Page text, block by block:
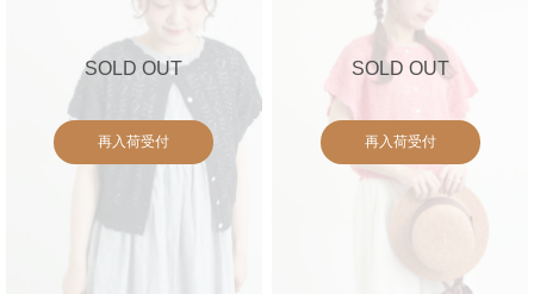
SOLD OUT
再入荷受付
SOLD OUT
再入荷受付